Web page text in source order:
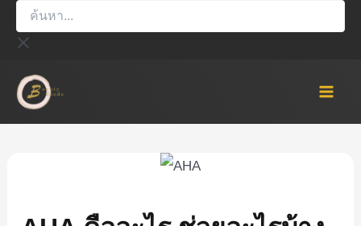
ค้นหา...